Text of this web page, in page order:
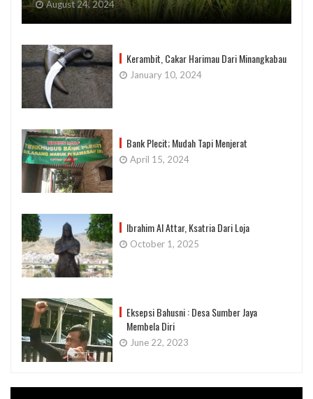
August 24, 2024
Kerambit, Cakar Harimau Dari Minangkabau
January 10, 2024
Bank Plecit; Mudah Tapi Menjerat
April 15, 2024
Ibrahim Al Attar, Ksatria Dari Loja
October 1, 2025
Eksepsi Bahusni : Desa Sumber Jaya
Membela Diri
June 22, 2023